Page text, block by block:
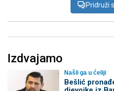
Pridruži
Izdvajamo
Našli ga u ćeliji
Bešlić